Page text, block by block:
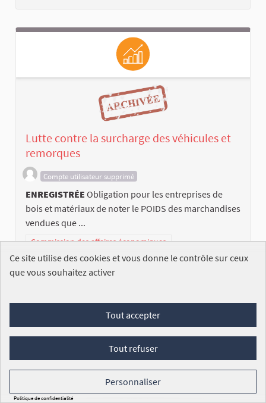
Lutte contre la surcharge des véhicules et
remorques
Compte utilisateur supprimé
ENREGISTRÉE Obligation pour les entreprises de
bois et matériaux de noter le POIDS des marchandises
vendues que ...
Commission des affaires économiques
Législature 2017-2022
Ce site utilise des cookies et vous donne le contrôle sur ceux
que vous souhaitez activer
Tout accepter
Tout refuser
Personnaliser
Politique de confidentialité